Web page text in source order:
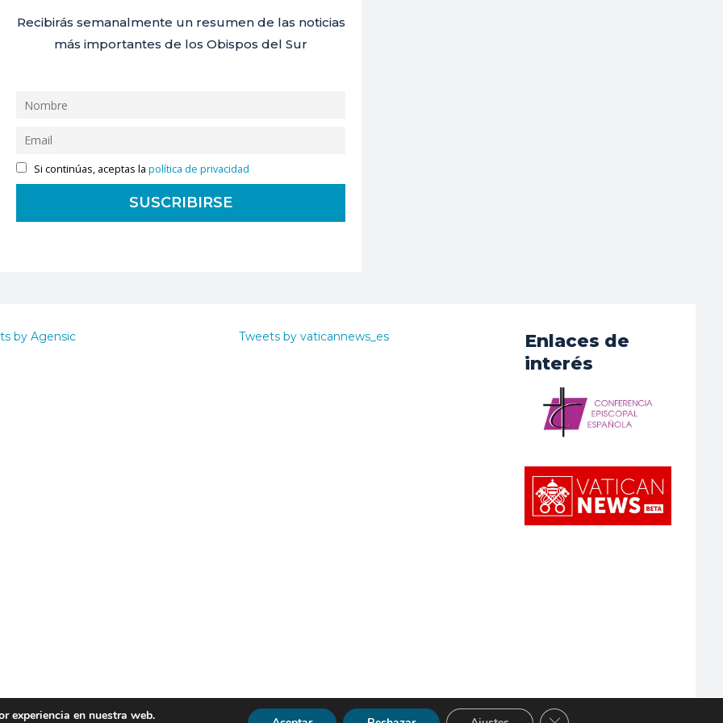
Recibirás semanalmente un resumen de las noticias
más importantes de los Obispos del Sur
Si continúas, aceptas lapolítica de privacidad
by Agensic Tweets by vaticannews_es
Enlaces de
interés
experiencia en nuestra web.
Cerrar el banner de cookies